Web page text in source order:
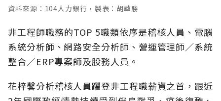
資料來源：104人力銀行，製表：胡華勝
非工程師職務的TOP 5職類依序是稽核人員、電腦
系統分析師、網路安全分析師、營運管理師／系統
整合／ERP專案師及股務人員。
花梓馨分析稽核人員躍登非工程職薪資之首，跟近